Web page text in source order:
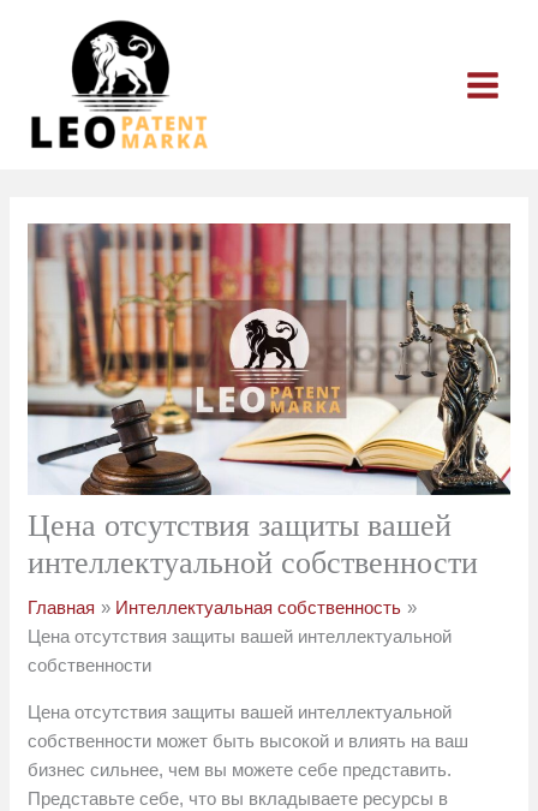
содержимому
Цена отсутствия защиты вашей
интеллектуальной собственности
Главная
Интеллектуальная собственность
Цена отсутствия защиты вашей интеллектуальной
собственности
Цена отсутствия защиты вашей интеллектуальной
собственности может быть высокой и влиять на ваш
бизнес сильнее, чем вы можете себе представить.
Представьте себе, что вы вкладываете ресурсы в